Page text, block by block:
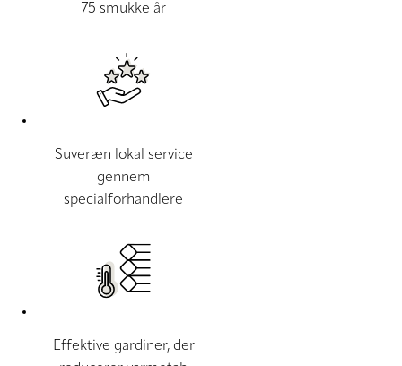
75 smukke år
Suveræn lokal service
gennem
specialforhandlere
Effektive gardiner, der